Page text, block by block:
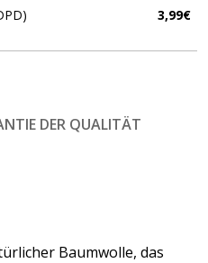
3,99€
DER QUALITÄT
Baumwolle, das